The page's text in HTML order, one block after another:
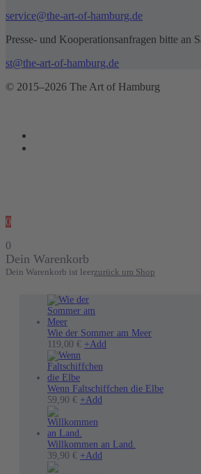
service@the-art-of-hamburg.de
Presse- und Kooperationsanfragen bitte an
st@the-art-of-hamburg.de
© 2015–2026 The Art of Hamburg
0
0
Dein Warenkorb
Dein Warenkorb ist leerzurück um Shop
Wie der Sommer am Meer
119,00 € +Add
Varianten
auf
Wenn Faltschiffchen die Elbe
59,90 € +Add
Varianten
Willkommen an Land.
39,90 € +Add